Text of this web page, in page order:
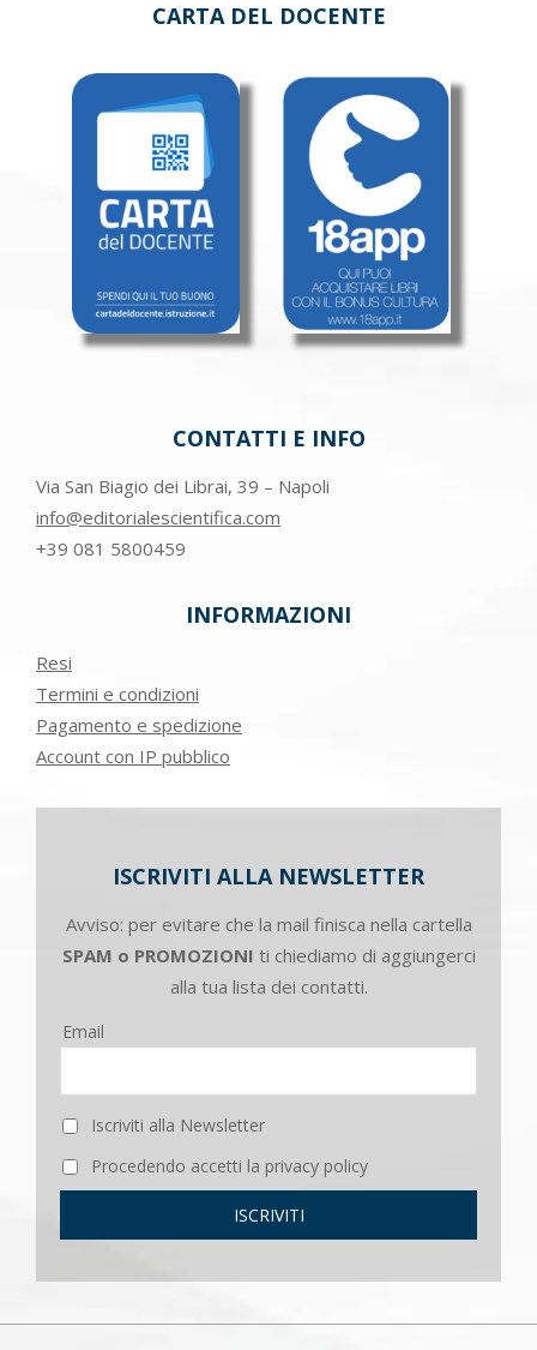
CARTA DEL DOCENTE
CONTATTI E INFO
Via San Biagio dei Librai, 39 – Napoli
info@editorialescientifica.com
+39 081 5800459
INFORMAZIONI
Resi
Termini e condizioni
Pagamento e spedizione
Account con IP pubblico
ISCRIVITI ALLA NEWSLETTER
Avviso: per evitare che la mail finisca nella cartella
SPAM o PROMOZIONI ti chiediamo di aggiungerci
alla tua lista dei contatti.
Email
Iscriviti alla Newsletter
Procedendo accetti la privacy policy